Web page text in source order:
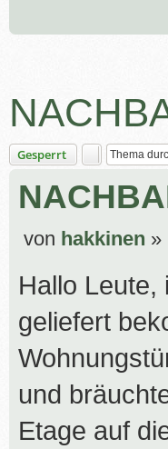
Gesperrt
B
r
a
von hakkinen »
Hallo Leute,
geliefert
und
Etage auf